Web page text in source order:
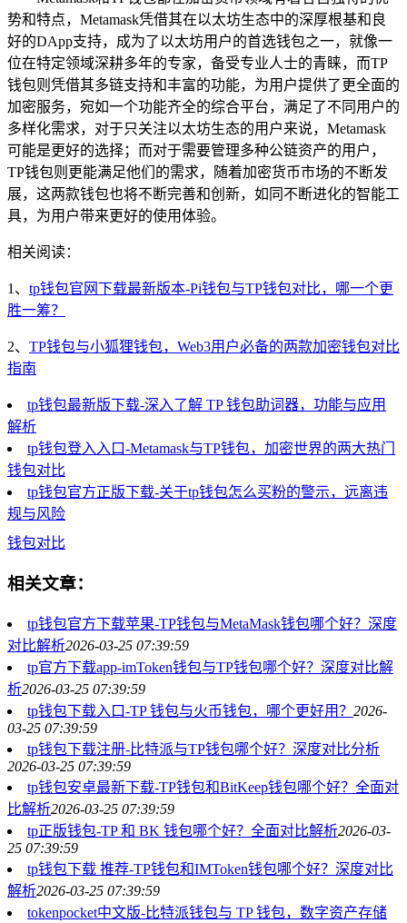
势和特点，Metamask凭借其在以太坊生态中的深厚根基和良
好的DApp支持，成为了以太坊用户的首选钱包之一，就像一
位在特定领域深耕多年的专家，备受专业人士的青睐，而TP
钱包则凭借其多链支持和丰富的功能，为用户提供了更全面的
加密服务，宛如一个功能齐全的综合平台，满足了不同用户的
多样化需求，对于只关注以太坊生态的用户来说，Metamask
可能是更好的选择；而对于需要管理多种公链资产的用户，
TP钱包则更能满足他们的需求，随着加密货币市场的不断发
展，这两款钱包也将不断完善和创新，如同不断进化的智能工
具，为用户带来更好的使用体验。
相关阅读：
1、 tp钱包官网下载最新版本-Pi钱包与TP钱包对比，哪一个更
胜一筹？
2、 TP钱包与小狐狸钱包，Web3用户必备的两款加密钱包对比
指南
tp钱包最新版下载-深入了解 TP 钱包助词器，功能与应用
解析
tp钱包登入入口-Metamask与TP钱包，加密世界的两大热门
钱包对比
tp钱包官方正版下载-关于tp钱包怎么买粉的警示，远离违
规与风险
钱包对比
相关文章：
tp钱包官方下载苹果-TP钱包与MetaMask钱包哪个好？深度
对比解析2026-03-25 07:39:59
tp官方下载app-imToken钱包与TP钱包哪个好？深度对比解
析2026-03-25 07:39:59
tp钱包下载入口-TP 钱包与火币钱包，哪个更好用？ 2026-
03-25 07:39:59
tp钱包下载注册-比特派与TP钱包哪个好？深度对比分析
2026-03-25 07:39:59
tp钱包安卓最新下载-TP钱包和BitKeep钱包哪个好？全面对
比解析2026-03-25 07:39:59
tp正版钱包-TP 和 BK 钱包哪个好？全面对比解析2026-03-
25 07:39:59
tp钱包下载 推荐-TP钱包和IMToken钱包哪个好？深度对比
解析2026-03-25 07:39:59
tokenpocket中文版-比特派钱包与 TP 钱包，数字资产存储